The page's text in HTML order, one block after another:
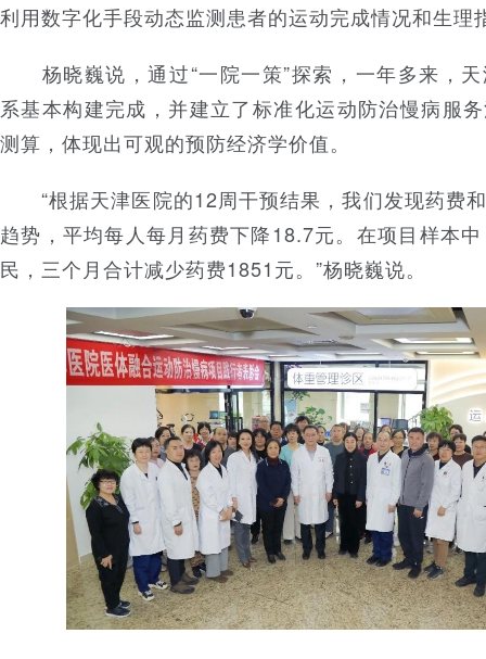
利用数字化手段动态监测患者的运动完成情况和生理
杨晓巍说，通过“一院一策”探索，一年多来，天
系基本构建完成，并建立了标准化运动防治慢病服
测算，体现出可观的预防经济学价值。
“根据天津医院的12周干预结果，我们发现药费
趋势，平均每人每月药费下降18.7元。在项目样本
民，三个月合计减少药费1851元。”杨晓巍说。